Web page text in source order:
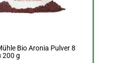
Bio Aronia Pulver 8
200 g